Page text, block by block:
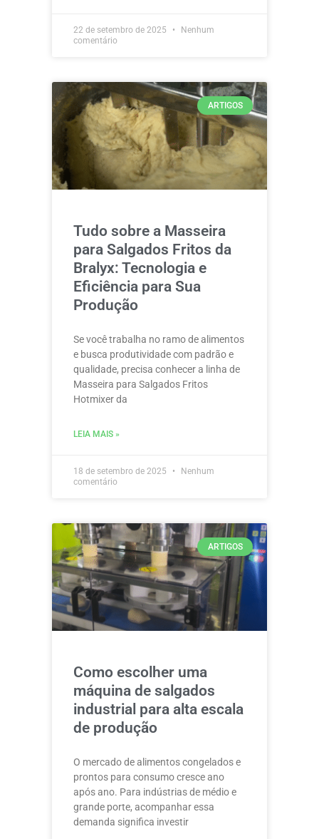
22 de setembro de 2025
Nenhum
comentário
ARTIGOS
Tudo sobre a Masseira
para Salgados Fritos da
Bralyx: Tecnologia e
Eficiência para Sua
Produção
Se você trabalha no ramo de alimentos
e busca produtividade com padrão e
qualidade, precisa conhecer a linha de
Masseira para Salgados Fritos
Hotmixer da
LEIA MAIS »
18 de setembro de 2025
Nenhum
comentário
ARTIGOS
Como escolher uma
máquina de salgados
industrial para alta escala
de produção
O mercado de alimentos congelados e
prontos para consumo cresce ano
após ano. Para indústrias de médio e
grande porte, acompanhar essa
demanda significa investir